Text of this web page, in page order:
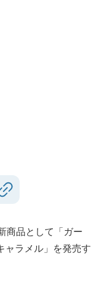
商品として「ガー
ラメル」を発売す